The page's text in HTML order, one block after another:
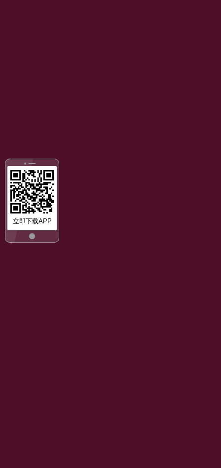
立即下载APP